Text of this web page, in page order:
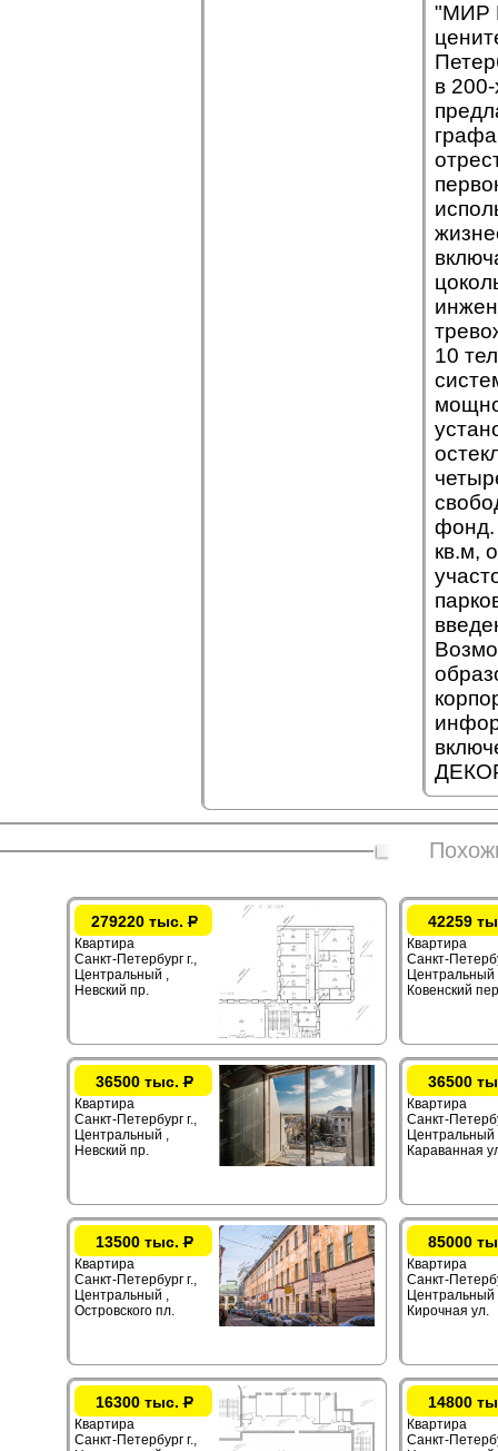
"МИР
в
10
фонд.
кв.м,
279220 тыс.Р
Квартира
Санкт-Петербург г.,
Центральный ,
Невский пр.
42259
Квартира
Санкт-
Центральный
Ковенский
36500 тыс.Р
Квартира
Санкт-Петербург г.,
Центральный ,
Невский пр.
36500
Квартира
Санкт-
Центральный
Караванная
13500 тыс.Р
Квартира
Санкт-Петербург г.,
Центральный ,
Островского пл.
85000
Квартира
Санкт-
Центральный
Кирочная ул.
16300 тыс.Р
Квартира
Санкт-Петербург г.,
14800
Квартира
Санкт-